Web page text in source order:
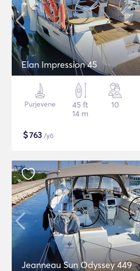
Elan Impression 45
Purjevene
45 ft
14 m
10
$763 /yö
Jeanneau Sun Odyssey 449